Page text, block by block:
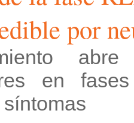
por
en